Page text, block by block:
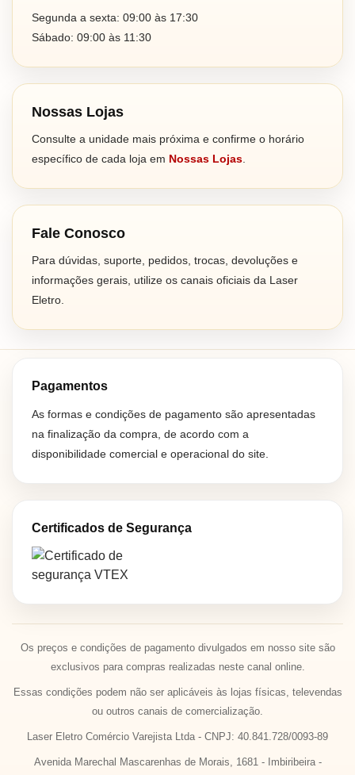
Segunda a sexta: 09:00 às 17:30
Sábado: 09:00 às 11:30
Nossas Lojas
Consulte a unidade mais próxima e confirme o horário
específico de cada loja em Nossas Lojas
Fale Conosco
Para dúvidas, suporte, pedidos, trocas, devoluções e
informações gerais, utilize os canais oficiais da Laser
Eletro.
Pagamentos
As formas e condições de pagamento são apresentadas
na finalização da compra, de acordo com a
disponibilidade comercial e operacional do site.
Certificados de Segurança
Os preços e condições de pagamento divulgados em nosso site são
exclusivos para compras realizadas neste canal online.
Essas condições podem não ser aplicáveis às lojas físicas, televendas
ou outros canais de comercialização.
Laser Eletro Comércio Varejista Ltda - CNPJ: 40.841.728/0093-89
Avenida Marechal Mascarenhas de Morais, 1681 - Imbiribeira -